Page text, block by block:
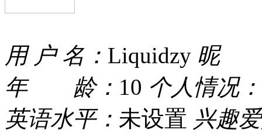
用 户 名： Liquidzy 昵
年 龄： 10 个人情况：
英语水平： 未设置 兴趣